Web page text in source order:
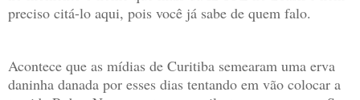
preciso citá-lo aqui, pois você já sabe de quem falo.
Acontece que as mídias de Curitiba semearam uma erva
daninha danada por esses dias tentando em vão colocar a